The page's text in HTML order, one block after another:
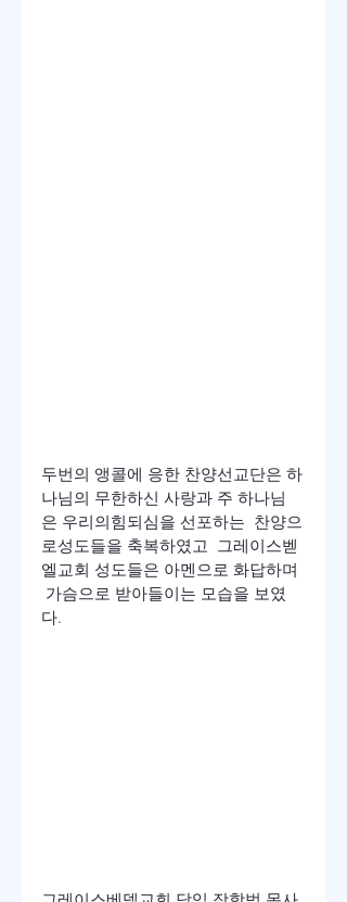
두번의 앵콜에 응한 찬양선교단은 하
나님의 무한하신 사랑과 주 하나님
은 우리의힘되심을 선포하는  찬양으
로성도들을 축복하였고  그레이스벧
엘교회 성도들은 아멘으로 화답하며
가슴으로 받아들이는 모습을 보였
다.